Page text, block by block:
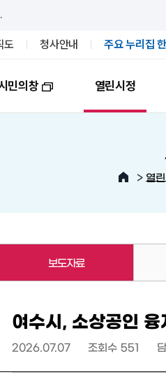
도 청사안내 주요 누리집
민의창 열린시정
> 열
보도자료
여수시, 소상공인
2026.07.07 조회수 551